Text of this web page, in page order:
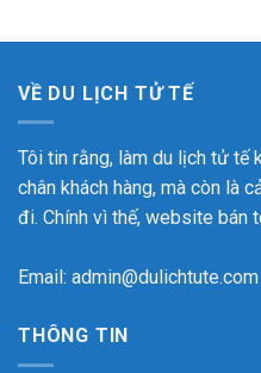
VỀ DU LỊCH TỬ TẾ
Tôi tin rằng, làm du lịch tử tế
chân khách hàng, mà còn là
đi. Chính vì thế, website bán
Email: admin@dulichtute.com
THÔNG TIN